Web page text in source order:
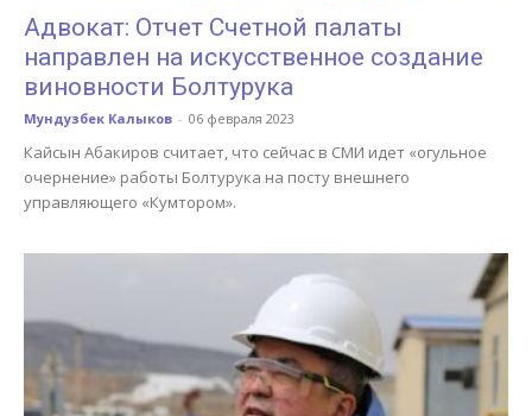
Адвокат: Отчет Счетной палаты
направлен на искусственное создание
виновности Болтурука
Мундузбек Калыков - 06 февраля 2023
Кайсын Абакиров считает, что сейчас в СМИ идет «огульное
очернение» работы Болтурука на посту внешнего
управляющего «Кумтором».